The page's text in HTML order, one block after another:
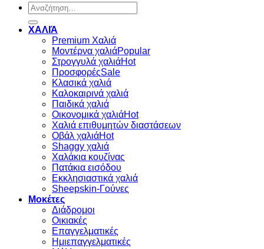
Αναζήτηση
για:
ΧΑΛΙΆ
Premium Χαλιά
Μοντέρνα χαλιά
Στρογγυλά χαλιά
Προσφορές
Κλασικά χαλιά
Καλοκαιρινά χαλιά
Παιδικά χαλιά
Οικονομικά χαλιά
Χαλιά επιθυμητών διαστάσεων
Οβάλ χαλιά
Shaggy χαλιά
Χαλάκια κουζίνας
Πατάκια εισόδου
Εκκλησιαστικά χαλιά
Sheepskin-Γούνες
Μοκέτες
Διάδρομοι
Οικιακές
Επαγγελματικές
Ημιεπαγγελματικές